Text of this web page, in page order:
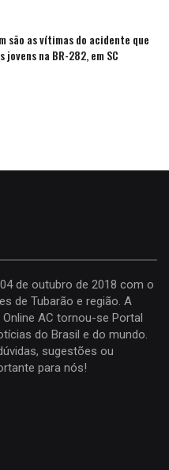
são as vítimas do acidente que
jovens na BR-282, em SC
de outubro de 2018 com o
de Tubarão e região. A
AC tornou-se Portal
do Brasil e do mundo.
sugestões ou
para nós!